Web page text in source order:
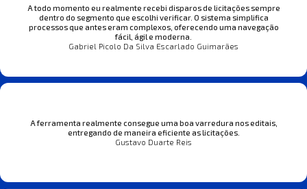
A todo momento eu realmente recebi disparos de licitações sempre
dentro do segmento que escolhi verificar. O sistema simplifica
processos que antes eram complexos, oferecendo uma navegação
fácil, ágil e moderna.
Gabriel Picolo Da Silva Escarlado Guimarães
A ferramenta realmente consegue uma boa varredura nos editais,
entregando de maneira eficiente as licitações.
Gustavo Duarte Reis